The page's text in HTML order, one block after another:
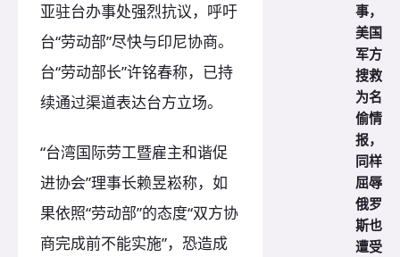
亚驻台办事处强烈抗议，呼吁
台“劳动部”尽快与印尼协商。
台“劳动部长”许铭春称，已持
续通过渠道表达台方立场。
“台湾国际劳工暨雇主和谐促
进协会”理事长赖昱崧称，如
果依照“劳动部”的态度“双方协
商完成前不能实施”，恐造成
事，
美国
军方
搜救
为名
偷情
报，
同样
屈辱
俄罗
斯也
遭受